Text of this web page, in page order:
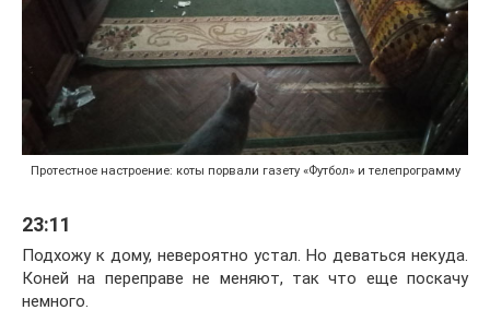
Протестное настроение: коты порвали газету «Футбол» и телепрограмму
23:11
Подхожу к дому, невероятно устал. Но деваться некуда.
Коней на переправе не меняют, так что еще поскачу
немного.